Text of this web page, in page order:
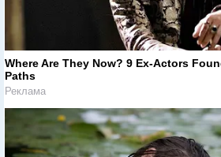
Where Are They Now? 9 Ex-Actors
Paths
Реклама